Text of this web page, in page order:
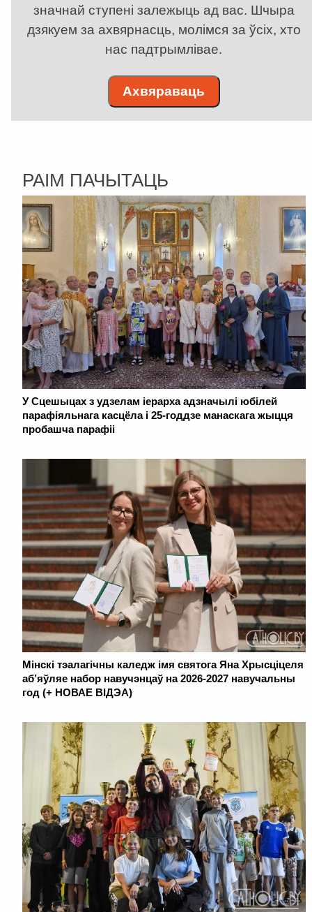
значнай ступені залежыць ад вас. Шчыра
дзякуем за ахвярнасць, молімся за ўсіх, хто
нас падтрымлівае.
Ахвяраваць
РАІМ ПАЧЫТАЦЬ
У Сцешыцах з удзелам іерарха адзначылі юбілей
парафіяльнага касцёла і 25-годдзе манаскага жыцця
пробашча парафіі
Мінскі тэалагічны каледж імя святога Яна Хрысціцеля
аб’яўляе набор навучэнцаў на 2026-2027 навучальны
год (+ НОВАЕ ВІДЭА)